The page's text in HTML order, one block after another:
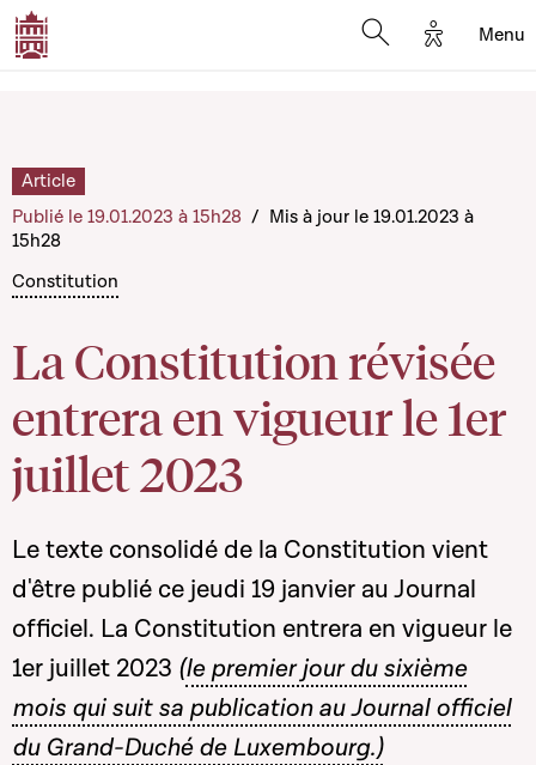
Options
Menu
Constitution
La Constitution révisée
entrera en vigueur le 1er
juillet 2023
Article
Publié le 19.01.2023 à 15h28 / Mis à jour le 19.01.2023 à
15h28
Le texte consolidé de la Constitution vient
d'être publié ce jeudi 19 janvier au Journal
officiel. La Constitution entrera en vigueur le
1er juillet 2023 (le premier jour du sixième
mois qui suit sa publication au Journal officiel
du Grand-Duché de Luxembourg.)